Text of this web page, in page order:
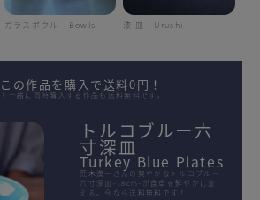
ガラスボウル - Bowls - 漆 皿 - Urushi -
の作品を購入で送料0円！
一緒に同時購入する作品も送料無料です。
トルコブルー六
寸深皿
Turkey Blue Plates
荒木漢一さんの爽やかなトルコブルー
六寸深皿-18cm-が食卓を鮮やかに変
える。今なら送料無料です！